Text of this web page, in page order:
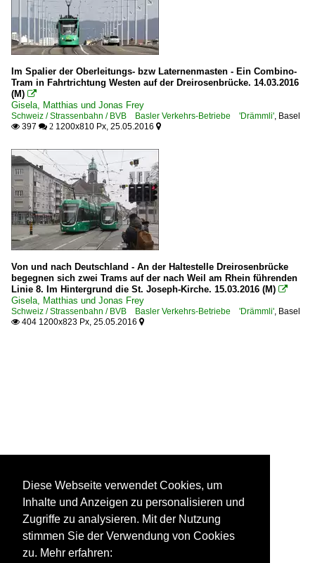
Im Spalier der Oberleitungs- bzw Laternenmasten - Ein Combino-
Tram in Fahrtrichtung Westen auf der Dreirosenbrücke. 14.03.2016
(M) 
Gisela, Matthias und Jonas Frey
Schweiz / Strassenbahn / BVB Basler Verkehrs-Betriebe 'Drämmli', Basel
 397  2 1200x810 Px, 25.05.2016 
Von und nach Deutschland - An der Haltestelle Dreirosenbrücke
begegnen sich zwei Trams auf der nach Weil am Rhein führenden
Linie 8. Im Hintergrund die St. Joseph-Kirche. 15.03.2016 (M) 
Gisela, Matthias und Jonas Frey
Schweiz / Strassenbahn / BVB Basler Verkehrs-Betriebe 'Drämmli', Basel
 404 1200x823 Px, 25.05.2016 
Diese Webseite verwendet Cookies, um
Inhalte und Anzeigen zu personalisieren und
Zugriffe zu analysieren. Mit der Nutzung
stimmen Sie der Verwendung von Cookies
zu. Mehr erfahren: